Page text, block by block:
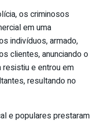
os criminosos
em uma
indivíduos, armado,
clientes, anunciando o
resistiu e entrou em
resultando no
e populares prestaram